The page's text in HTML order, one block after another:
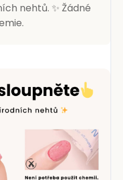
nehtů. ✨ Žádné